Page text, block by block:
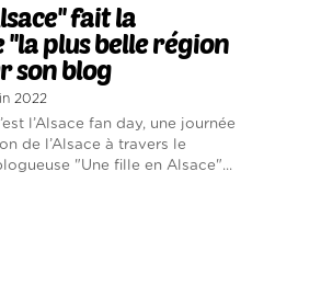
fait la
plus belle région
son blog
2022
l’Alsace fan day, une journée
de l’Alsace à travers le
"Une fille en Alsace"...